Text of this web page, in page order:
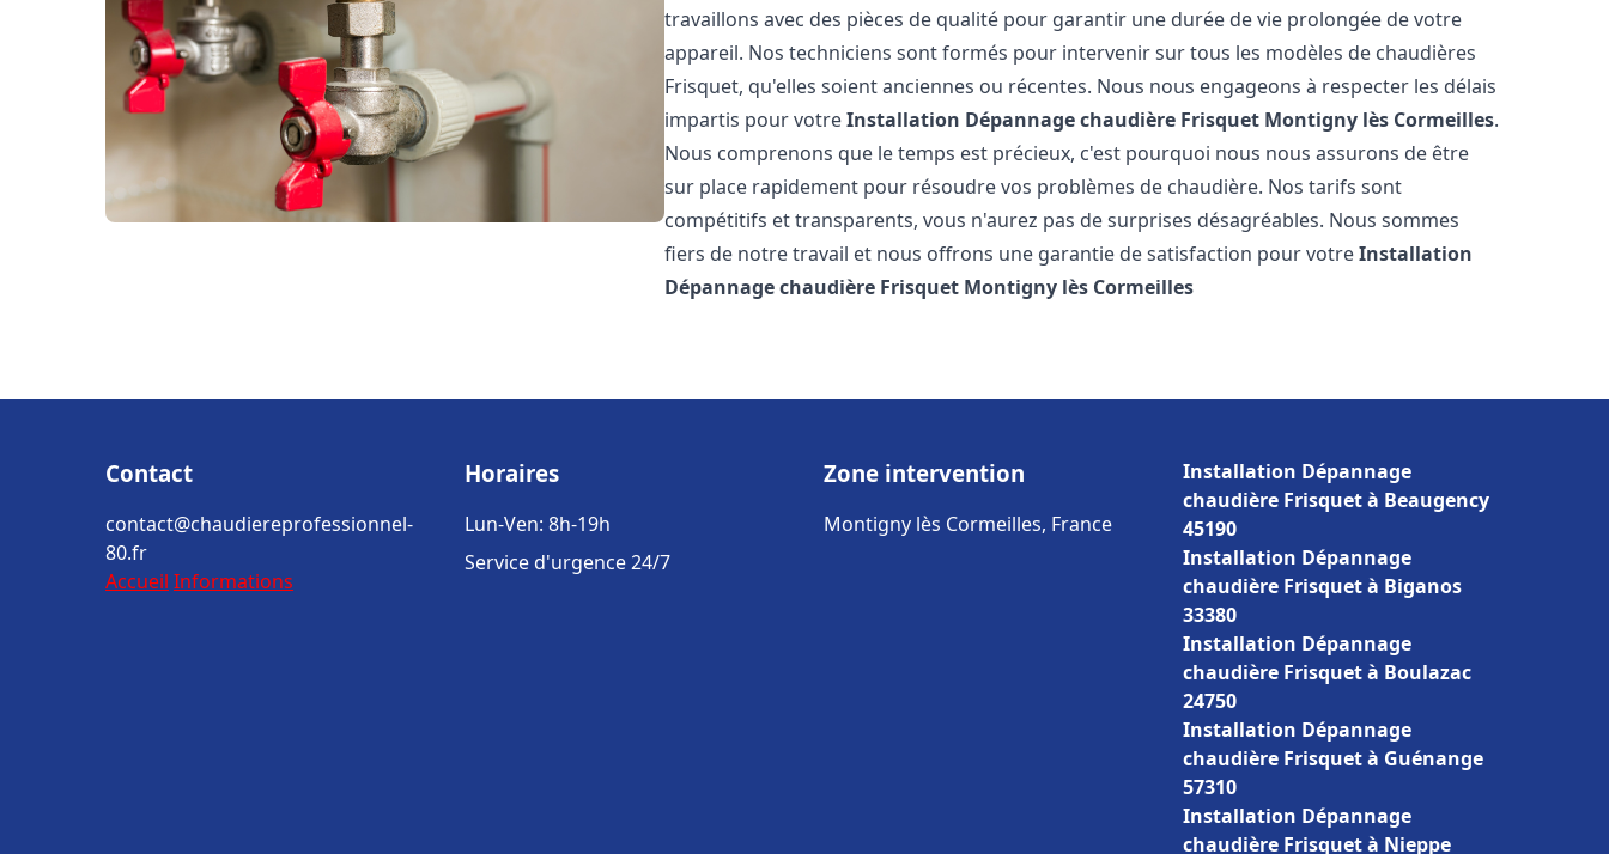
travaillons avec des pièces de qualité pour garantir une durée de vie prolongée de votre
appareil. Nos techniciens sont formés pour intervenir sur tous les modèles de chaudières
Frisquet, qu'elles soient anciennes ou récentes. Nous nous engageons à respecter les délais
impartis pour votreInstallation Dépannage chaudière Frisquet Montigny lès Cormeilles.
Nous comprenons que le temps est précieux, c'est pourquoi nous nous assurons de être
sur place rapidement pour résoudre vos problèmes de chaudière. Nos tarifs sont
compétitifs et transparents, vous n'aurez pas de surprises désagréables. Nous sommes
fiers de notre travail et nous offrons une garantie de satisfaction pour votreInstallation
Dépannage chaudière Frisquet Montigny lès Cormeilles
Contact
contact@chaudiereprofessionnel-
80.fr
Accueil Informations
Horaires
Lun-Ven: 8h-19h
Service d'urgence 24/7
Zone intervention
Montigny lès Cormeilles, France
Installation Dépannage
chaudière Frisquet à Beaugency
45190
Installation Dépannage
chaudière Frisquet à Biganos
33380
Installation Dépannage
chaudière Frisquet à Boulazac
24750
Installation Dépannage
chaudière Frisquet à Guénange
57310
Installation Dépannage
chaudière Frisquet à Nieppe